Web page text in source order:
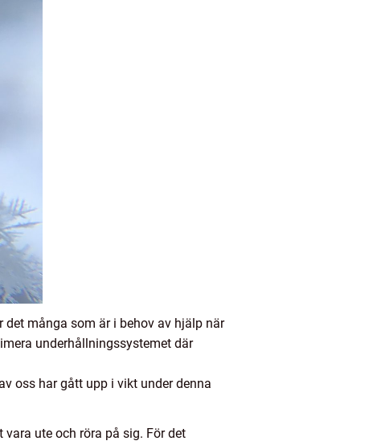
det många som är i behov av hjälp när
underhållningssystemet där
oss har gått upp i vikt under denna
ute och röra på sig. För det